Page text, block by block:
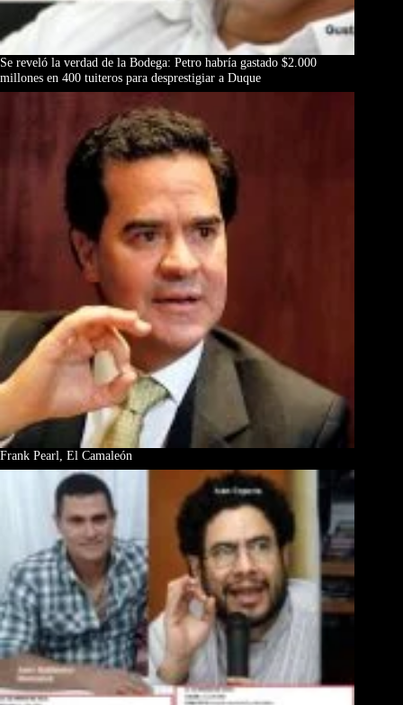
Se reveló la verdad de la Bodega: Petro habría gastado $2.000
millones en 400 tuiteros para desprestigiar a Duque
Frank Pearl, El Camaleón